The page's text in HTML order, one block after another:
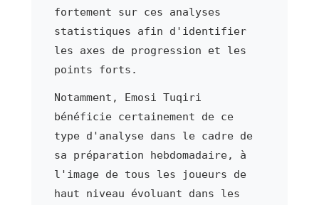
fortement sur ces analyses
statistiques afin d'identifier
les axes de progression et les
points forts.
Notamment, Emosi Tuqiri
bénéficie certainement de ce
type d'analyse dans le cadre de
sa préparation hebdomadaire, à
l'image de tous les joueurs de
haut niveau évoluant dans les